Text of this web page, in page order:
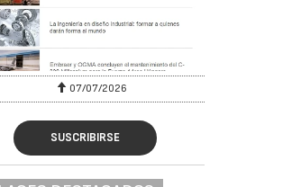
07/07/2026
SUSCRIBIRSE